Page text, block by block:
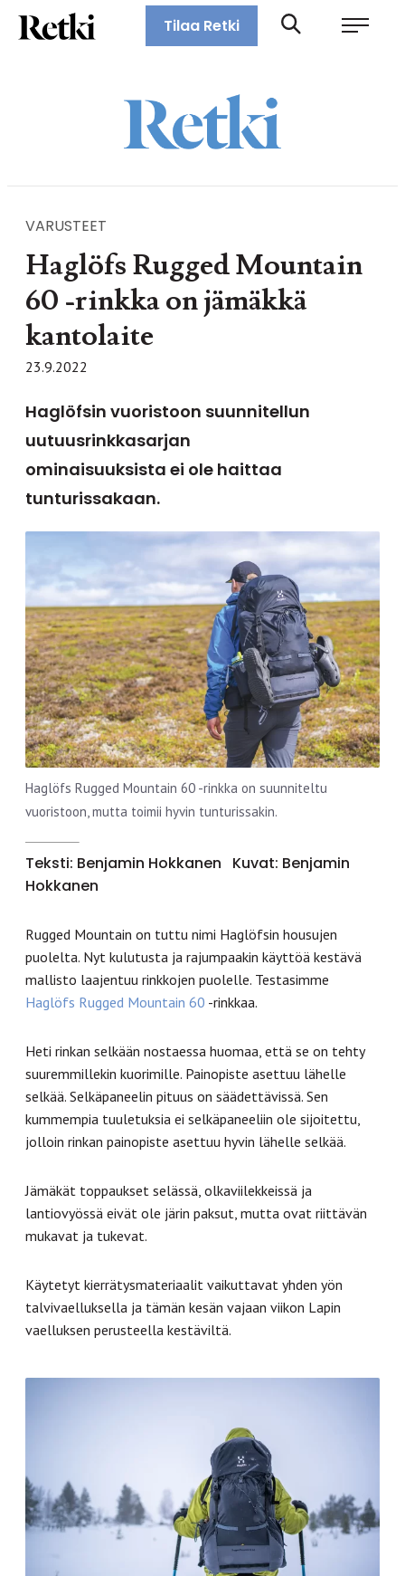
Siirry
suoraan
Retki-lehti
Tilaa Retki
VARUSTEET
Haglöfs Rugged Mountain
60 -rinkka on jämäkkä
kantolaite
23.9.2022
Haglöfsin vuoristoon suunnitellun
uutuusrinkkasarjan
ominaisuuksista ei ole haittaa
tunturissakaan.
Haglöfs Rugged Mountain 60 -rinkka on suunniteltu
vuoristoon, mutta toimii hyvin tunturissakin.
Teksti: Benjamin Hokkanen
Kuvat: Benjamin
Hokkanen
Rugged Mountain on tuttu nimi Haglöfsin housujen
puolelta. Nyt kulutusta ja rajumpaakin käyttöä kestävä
mallisto laajentuu rinkkojen puolelle. Testasimme
Haglöfs Rugged Mountain 60 -rinkkaa.
Heti rinkan selkään nostaessa huomaa, että se on tehty
suuremmillekin kuorimille. Painopiste asettuu lähelle
selkää. Selkäpaneelin pituus on säädettävissä. Sen
kummempia tuuletuksia ei selkäpaneeliin ole sijoitettu,
jolloin rinkan painopiste asettuu hyvin lähelle selkää.
Jämäkät toppaukset selässä, olkaviilekkeissä ja
lantiovyössä eivät ole järin paksut, mutta ovat riittävän
mukavat ja tukevat.
Käytetyt kierrätysmateriaalit vaikuttavat yhden yön
talvivaelluksella ja tämän kesän vajaan viikon Lapin
vaelluksen perusteella kestäviltä.